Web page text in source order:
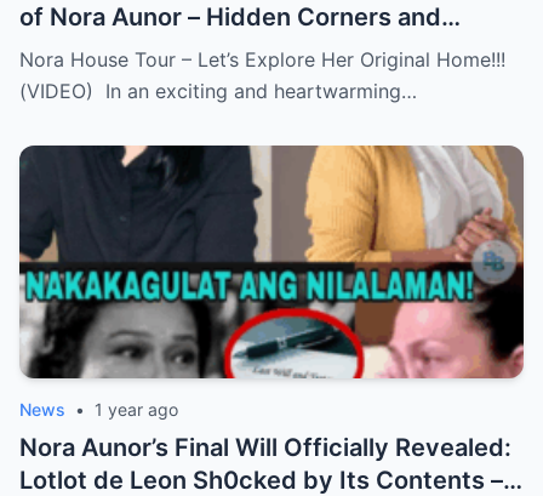
of Nora Aunor – Hidden Corners and
Untold Memories Finally Revealed!
(VIDEO)
Nora House Tour – Let’s Explore Her Original Home!!!
(VIDEO) In an exciting and heartwarming…
News • 1 year ago
Nora Aunor’s Final Will Officially Revealed:
Lotlot de Leon Sh0cked by Its Contents –